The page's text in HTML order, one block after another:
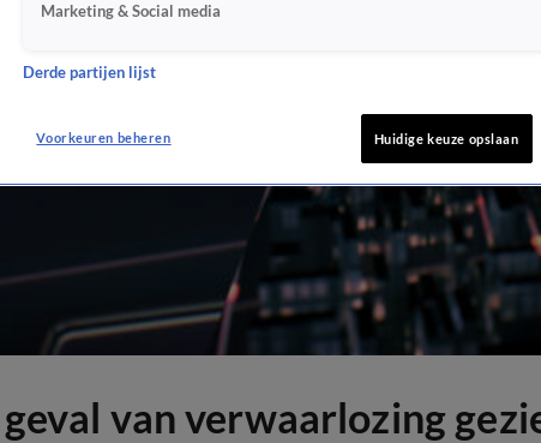
van verwaarlozing
Marketing & Social media
Derde partijen lijst
Voorkeuren beheren Huidige keuze opslaan